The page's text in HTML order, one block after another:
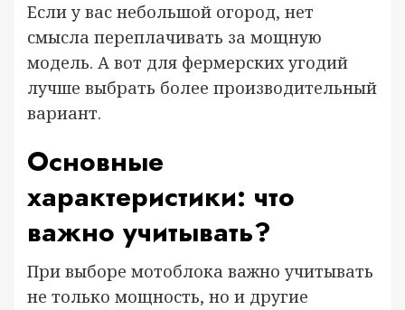
Если у вас небольшой огород, нет
смысла переплачивать за мощную
модель. А вот для фермерских угодий
лучше выбрать более производительный
вариант.
Основные
характеристики: что
важно учитывать?
При выборе мотоблока важно учитывать
не только мощность, но и другие